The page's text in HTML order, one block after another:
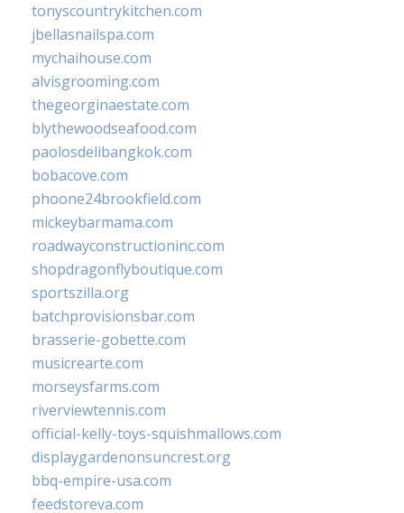
tonyscountrykitchen.com
jbellasnailspa.com
mychaihouse.com
alvisgrooming.com
thegeorginaestate.com
blythewoodseafood.com
paolosdelibangkok.com
bobacove.com
phoone24brookfield.com
mickeybarmama.com
roadwayconstructioninc.com
shopdragonflyboutique.com
sportszilla.org
batchprovisionsbar.com
brasserie-gobette.com
musicrearte.com
morseysfarms.com
riverviewtennis.com
official-kelly-toys-squishmallows.com
displaygardenonsuncrest.org
bbq-empire-usa.com
feedstoreva.com